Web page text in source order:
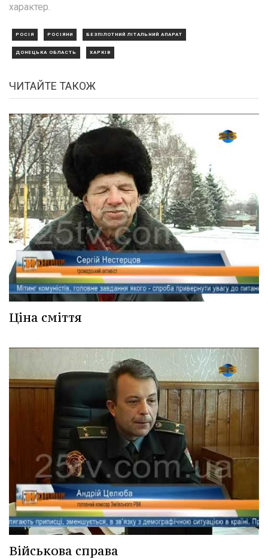
характер.
РОСІЯ РОСІЯНИ БЕЗПІЛОТНИЙ ЛІТАЛЬНИЙ АПАРАТ
ДОНЕЦЬКА ОБЛАСТЬ ХАРКІВ
ЧИТАЙТЕ ТАКОЖ
Ціна сміття
Військова справа